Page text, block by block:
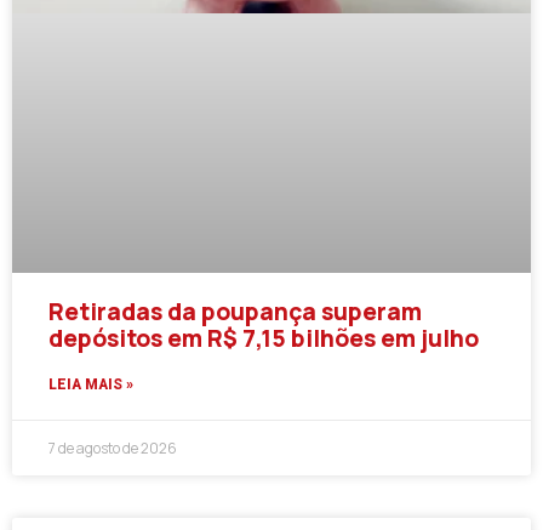
Retiradas da poupança superam
depósitos em R$ 7,15 bilhões em julho
LEIA MAIS »
7 de agosto de 2026